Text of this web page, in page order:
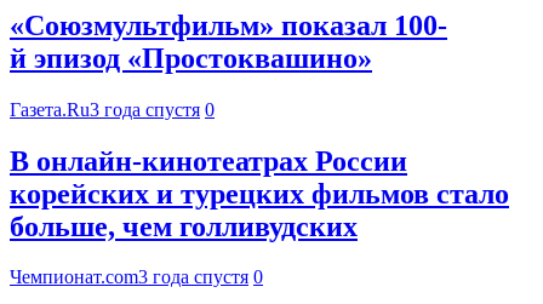
«Союзмультфильм» показал 100-
й эпизод «Простоквашино»
Газета.Ru3 года спустя 0
В онлайн-кинотеатрах России
корейских и турецких фильмов стало
больше, чем голливудских
Чемпионат.com3 года спустя 0